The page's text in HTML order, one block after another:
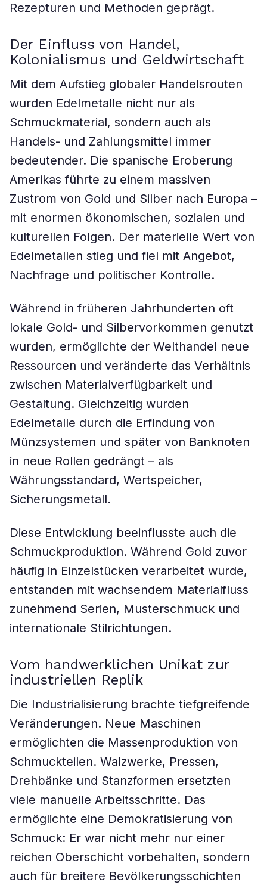
Rezepturen und Methoden geprägt.
Der Einfluss von Handel,
Kolonialismus und Geldwirtschaft
Mit dem Aufstieg globaler Handelsrouten
wurden Edelmetalle nicht nur als
Schmuckmaterial, sondern auch als
Handels- und Zahlungsmittel immer
bedeutender. Die spanische Eroberung
Amerikas führte zu einem massiven
Zustrom von Gold und Silber nach Europa –
mit enormen ökonomischen, sozialen und
kulturellen Folgen. Der materielle Wert von
Edelmetallen stieg und fiel mit Angebot,
Nachfrage und politischer Kontrolle.
Während in früheren Jahrhunderten oft
lokale Gold- und Silbervorkommen genutzt
wurden, ermöglichte der Welthandel neue
Ressourcen und veränderte das Verhältnis
zwischen Materialverfügbarkeit und
Gestaltung. Gleichzeitig wurden
Edelmetalle durch die Erfindung von
Münzsystemen und später von Banknoten
in neue Rollen gedrängt – als
Währungsstandard, Wertspeicher,
Sicherungsmetall.
Diese Entwicklung beeinflusste auch die
Schmuckproduktion. Während Gold zuvor
häufig in Einzelstücken verarbeitet wurde,
entstanden mit wachsendem Materialfluss
zunehmend Serien, Musterschmuck und
internationale Stilrichtungen.
Vom handwerklichen Unikat zur
industriellen Replik
Die Industrialisierung brachte tiefgreifende
Veränderungen. Neue Maschinen
ermöglichten die Massenproduktion von
Schmuckteilen. Walzwerke, Pressen,
Drehbänke und Stanzformen ersetzten
viele manuelle Arbeitsschritte. Das
ermöglichte eine Demokratisierung von
Schmuck: Er war nicht mehr nur einer
reichen Oberschicht vorbehalten, sondern
auch für breitere Bevölkerungsschichten